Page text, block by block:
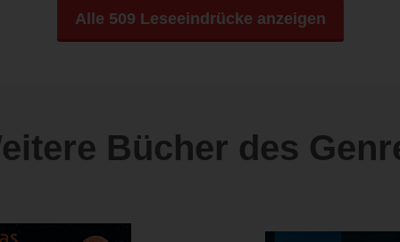
Alle 509 Leseeindrücke anzeigen
Bücher des